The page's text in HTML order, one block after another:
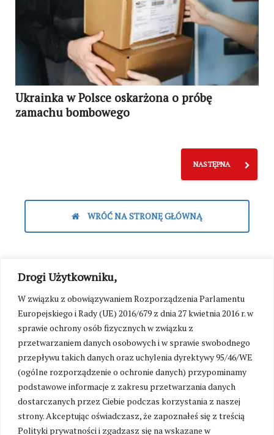
Drogi Użytkowniku,
W związku z obowiązywaniem Rozporządzenia Parlamentu
Europejskiego i Rady (UE) 2016/679 z dnia 27 kwietnia 2016 r. w
sprawie ochrony osób fizycznych w związku z
przetwarzaniem danych osobowych i w sprawie swobodnego
przepływu takich danych oraz uchylenia dyrektywy 95/46/WE
(ogólne rozporządzenie o ochronie danych) przypominamy
podstawowe informacje z zakresu przetwarzania danych
dostarczanych przez Ciebie podczas korzystania z naszej
strony. Akceptując oświadczasz, że zapoznałeś się z treścią
Polityki prywatności i zgadzasz się na wskazane w
Ukrainka w Polsce oskarżona o próbę
zamachu bombowego
NASTĘPNA
WRÓĆ NA STRONĘ GŁÓWNĄ